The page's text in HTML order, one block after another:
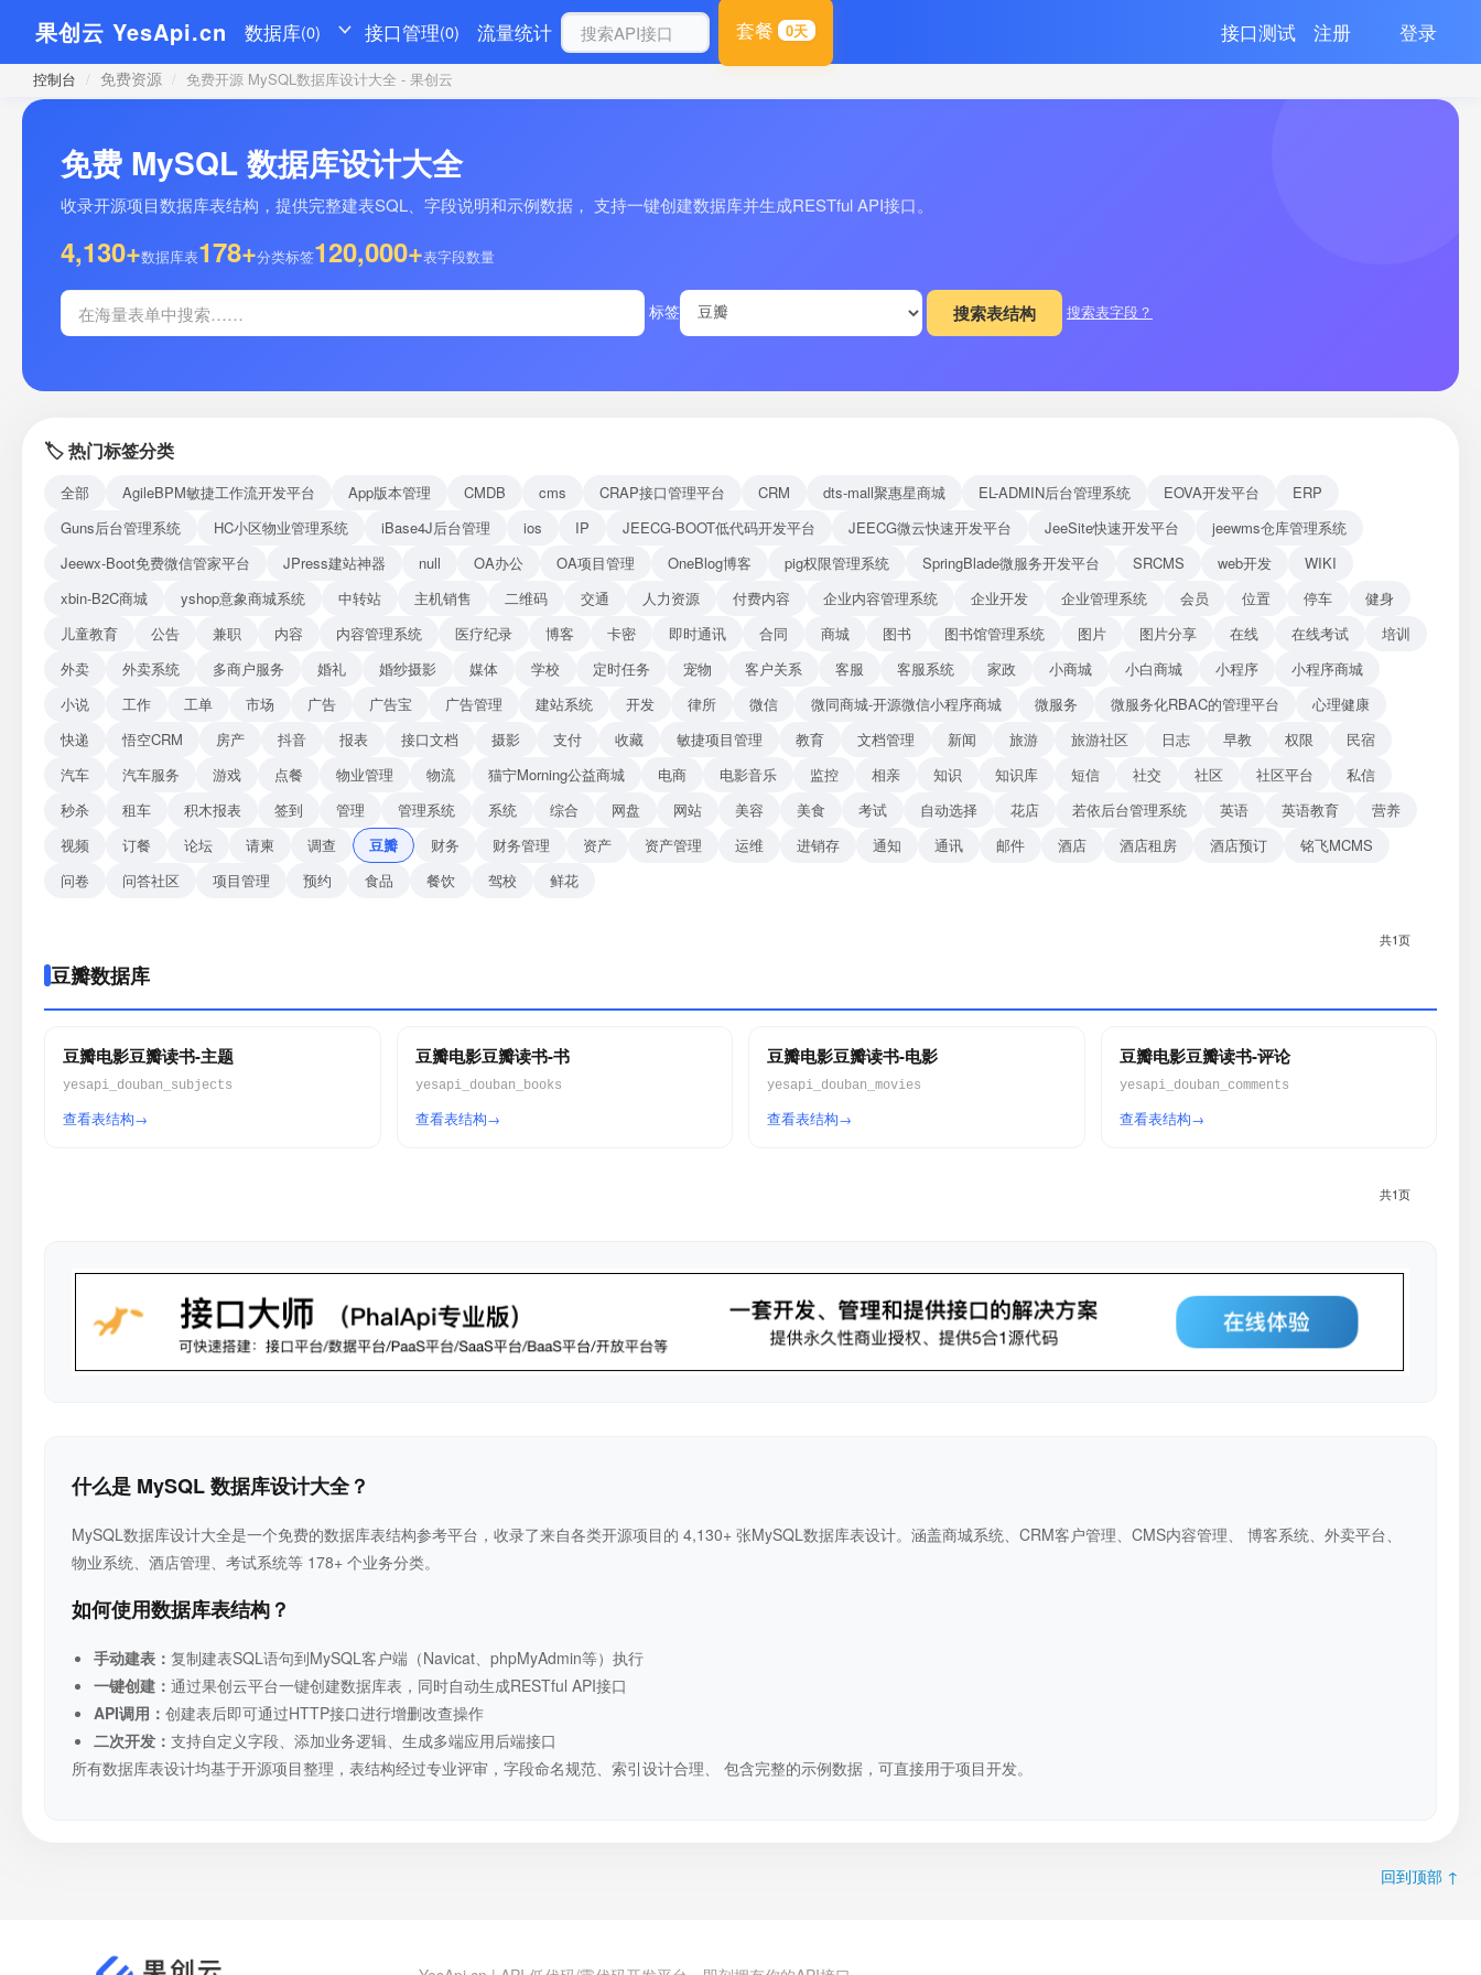
果创云 YesApi.cn 数据库(0) 接口管理(0) 流量统计 套餐 0天 接口测试 注册 登录
控制台 / 免费资源 / 免费开源 MySQL数据库设计大全 - 果创云
免费 MySQL 数据库设计大全
收录开源项目数据库表结构，提供完整建表SQL、字段说明和示例数据， 支持一键创建数据库并生成RESTful API接口。
4,130+数据库表178+分类标签120,000+表字段数量
标签 搜索表字段？
🏷️ 热门标签分类
全部 AgileBPM敏捷工作流开发平台 App版本管理 CMDB cms CRAP接口管理平台 CRM dts-mall聚惠星商城 EL-ADMIN后台管理系统 EOVA开发平台
ERP
Guns后台管理系统
HC小区物业管理系统 iBase4J后台管理 ios IP JEECG-BOOT低代码开发平台 JEECG微云快速开发平台 JeeSite快速开发平台
jeewms仓库管理系统
Jeewx-Boot免费微信管家平台
JPress建站神器 null OA办公 OA项目管理 OneBlog博客 pig权限管理系统 SpringBlade微服务开发平台 SRCMS web开发
WIKI
xbin-B2C商城
yshop意象商城系统 中转站 主机销售 二维码 交通 人力资源 付费内容 企业内容管理系统 企业开发 企业管理系统 会员 位置 停车
健身
儿童教育
公告 兼职 内容 内容管理系统 医疗纪录 博客 卡密 即时通讯 合同 商城 图书 图书馆管理系统 图片 图片分享 在线 在线考试
培训
外卖
外卖系统 多商户服务 婚礼 婚纱摄影 媒体 学校 定时任务 宠物 客户关系 客服 客服系统 家政 小商城 小白商城 小程序
小程序商城
小说
工作 工单 市场 广告 广告宝 广告管理 建站系统 开发 律所 微信 微同商城-开源微信小程序商城 微服务 微服务化RBAC的管理平台
心理健康
快递
悟空CRM 房产 抖音 报表 接口文档 摄影 支付 收藏 敏捷项目管理 教育 文档管理 新闻 旅游 旅游社区 日志 早教 权限
民宿
汽车
汽车服务 游戏 点餐 物业管理 物流 猫宁Morning公益商城 电商 电影音乐 监控 相亲 知识 知识库 短信 社交 社区 社区平台
私信
秒杀
租车 积木报表 签到 管理 管理系统 系统 综合 网盘 网站 美容 美食 考试 自动选择 花店 若依后台管理系统 英语 英语教育
营养
视频
订餐 论坛 请柬 调查 豆瓣 财务 财务管理 资产 资产管理 运维 进销存 通知 通讯 邮件 酒店 酒店租房 酒店预订
铭飞MCMS
问卷
问答社区 项目管理 预约 食品 餐饮 驾校 鲜花
共1页
豆瓣数据库
豆瓣电影豆瓣读书-主题
yesapi_douban_subjects
查看表结构
豆瓣电影豆瓣读书-书
yesapi_douban_books
查看表结构
豆瓣电影豆瓣读书-电影
yesapi_douban_movies
查看表结构
豆瓣电影豆瓣读书-评论
yesapi_douban_comments
查看表结构
共1页
什么是 MySQL 数据库设计大全？
MySQL数据库设计大全是一个免费的数据库表结构参考平台，收录了来自各类开源项目的 4,130+ 张MySQL数据库表设计。涵盖商城系统、CRM客户管理、CMS内容管理、 博客系统、外卖平台、
物业系统、酒店管理、考试系统等 178+ 个业务分类。
如何使用数据库表结构？
手动建表： 复制建表SQL语句到MySQL客户端（Navicat、phpMyAdmin等）执行
一键创建： 通过果创云平台一键创建数据库表，同时自动生成RESTful API接口
API调用： 创建表后即可通过HTTP接口进行增删改查操作
二次开发： 支持自定义字段、添加业务逻辑、生成多端应用后端接口
所有数据库表设计均基于开源项目整理，表结构经过专业评审，字段命名规范、索引设计合理、 包含完整的示例数据，可直接用于项目开发。
回到顶部 ↑